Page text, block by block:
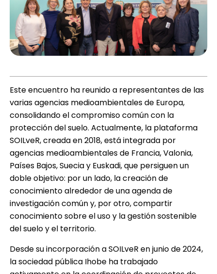
Este encuentro ha reunido a representantes de las
varias agencias medioambientales de Europa,
consolidando el compromiso común con la
protección del suelo. Actualmente, la plataforma
SOILveR, creada en 2018, está integrada por
agencias medioambientales de Francia, Valonia,
Países Bajos, Suecia y Euskadi, que persiguen un
doble objetivo: por un lado, la creación de
conocimiento alrededor de una agenda de
investigación común y, por otro, compartir
conocimiento sobre el uso y la gestión sostenible
del suelo y el territorio.
Desde su incorporación a SOILveR en junio de 2024,
la sociedad pública Ihobe ha trabajado